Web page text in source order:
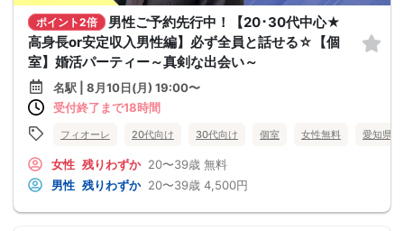
ポイント2倍
男性ご予約先行中！【20･30代中心★
高身長or安定収入男性編】必ず全員と話せる☆【個
室】婚活パーティー～真剣な出会い～
名駅 | 8月10日(月) 19:00〜
受付終了まで18時間
フィオーレ 20代向け 30代向け 個室 女性無料 愛知県
女性 残りわずか 20〜39歳 無料
男性 残りわずか 20〜39歳 4,500円